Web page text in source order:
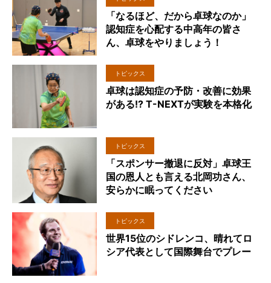
「なるほど、だから卓球なのか」
認知症を心配する中高年の皆さ
ん、卓球をやりましょう！
トピックス
卓球は認知症の予防・改善に効果
がある!? T-NEXTが実験を本格化
トピックス
「スポンサー撤退に反対」卓球王
国の恩人とも言える北岡功さん、
安らかに眠ってください
トピックス
世界15位のシドレンコ、晴れてロ
シア代表として国際舞台でプレー